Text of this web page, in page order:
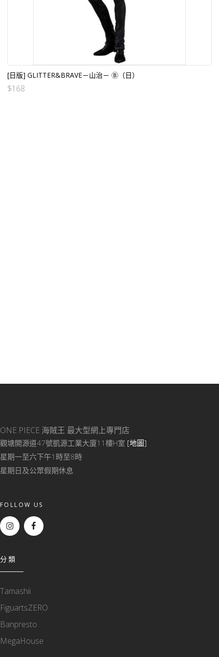
[日版] GLITTER&BRAVE－山治－ Ⓑ（日）
$168
ONE PIECE 海賊王 最大型網上專門店
觀塘開源道47號凱源工業大廈11樓H室 [地圖]
星期一至六下午1時至8時
星期日及公眾假期休息
FOLLOW US
分類
Tamashii
FiguartsZERO
Banpresto
MegaHouse